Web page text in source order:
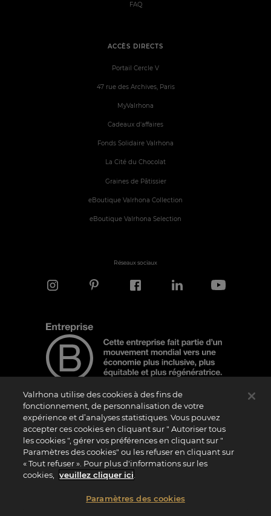
ACCÈS DIRECTS
Portail Cercle V
47 rue des Archives, Paris
MyValrhona
Cadeaux d'affaires
Fonds Solidaire Valrhona
La Cité du Chocolat
Graines de Pâtissier
eBoutique Valrhona Collection
eBoutique Valrhona Selection
FAQ
Réseaux sociaux
Note d'information
Le logo “Certified B Corporation” est attribué par B Lab, une organisation privée à
but non lucratif, aux entreprises qui, comme la nôtre, ont réalisé avec succès le B
Impact Assessment (“BIA”) et répondent aux exigences de B Lab en matière de
performance sociale et environnementale, de responsabilité et de transparence. Il
est précisé que B Lab n’est pas un organisme d’évaluation de la conformité au sens
du règlement (UE) n° 765/2008, ni un organisme de normalisation national,
ou d’autres organismes de normalisation, et ils ne sont pas ratifiés par des
Valrhona utilise des cookies à des fins de
fonctionnement, de personnalisation de votre
expérience et d’analyses statistiques. Vous pouvez
accepter ces cookies en cliquant sur " Autoriser tous
les cookies ", gérer vos préférences en cliquant sur "
Paramètres des cookies" ou les refuser en cliquant sur
« Tout refuser ». Pour plus d'informations sur les
cookies,
veuillez cliquer ici
Paramètres des cookies